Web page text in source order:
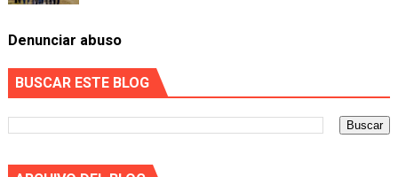
Denunciar abuso
BUSCAR ESTE BLOG